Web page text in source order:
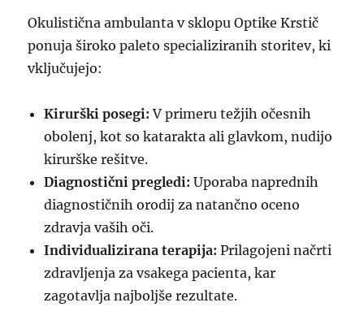
Okulistična ambulanta v sklopu Optike Krstič
ponuja široko paleto specializiranih storitev, ki
vključujejo:
Kirurški posegi: V primeru težjih očesnih
obolenj, kot so katarakta ali glavkom, nudijo
kirurške rešitve.
Diagnostični pregledi: Uporaba naprednih
diagnostičnih orodij za natančno oceno
zdravja vaših oči.
Individualizirana terapija: Prilagojeni načrti
zdravljenja za vsakega pacienta, kar
zagotavlja najboljše rezultate.